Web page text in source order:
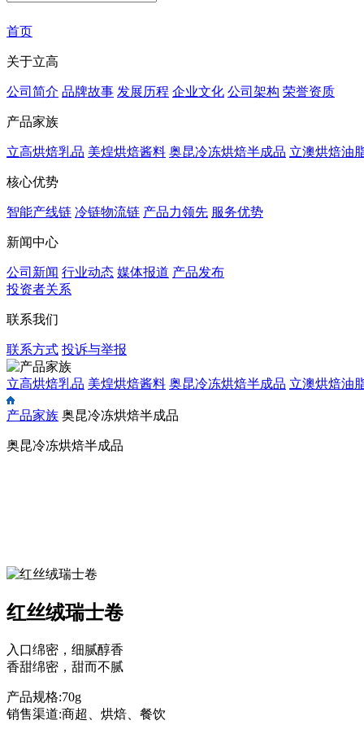
首页
关于立高
公司简介 品牌故事 发展历程 企业文化 公司架构 荣誉资质
产品家族
立高烘焙乳品 美煌烘焙酱料 奥昆冷冻烘焙半成品 立澳烘焙油
核心优势
智能产线链 冷链物流链 产品力领先 服务优势
新闻中心
公司新闻 行业动态 媒体报道 产品发布
投资者关系
联系我们
联系方式 投诉与举报
立高烘焙乳品 美煌烘焙酱料 奥昆冷冻烘焙半成品 立澳烘焙油
产品家族 奥昆冷冻烘焙半成品
奥昆冷冻烘焙半成品
红丝绒瑞士卷
入口绵密，细腻醇香
香甜绵密，甜而不腻
产品规格:70g
销售渠道:商超、烘焙、餐饮